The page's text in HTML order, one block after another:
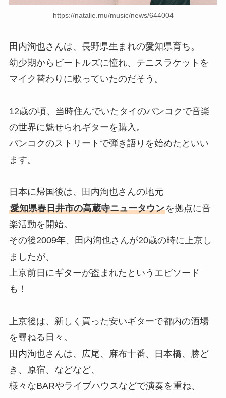
https://natalie.mu/music/news/644004
田内洵也さんは、長野県生まれの愛知県育ち。
幼少期からビートルズに憧れ、テニスラケットを
マイク替わりに歌っていたのだそう。
12歳の頃、当時住んでいたタイのバンコクで音楽
の世界に魅せられギターを購入。
バンコクのストリートで弾き語りを始めたといい
ます。
日本に帰国後は、田内洵也さんの地元
愛知県春日井市の高蔵寺ニュータウンを拠点に音
楽活動を開始。
その後2009年、田内洵也さんが20歳の時に上京し
ましたが、
上京前日にギターが盗まれたというエピソード
も！
上京後は、新しく買った安いギターで都内の酒場
を尋ねる日々。
田内洵也さんは、広尾、麻布十番、日本橋、勝ど
き、原宿、などなど、
様々なBARやライブハウスなどで演奏を重ね、